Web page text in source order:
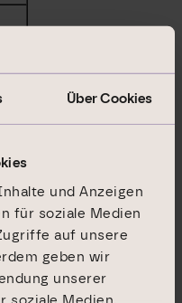
Über Cookies
und Anzeigen
für soziale Medien
auf unsere
geben wir
unserer
soziale Medien,